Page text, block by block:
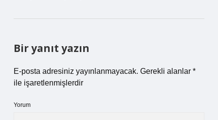
Bir yanıt yazın
E-posta adresiniz yayınlanmayacak. Gerekli alanlar *
ile işaretlenmişlerdir
Yorum